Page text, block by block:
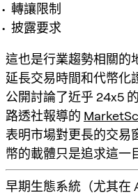
轉讓限制
披露要求
這也是行業趨勢相關的
延長交易時間和代幣化
公開討論了近乎 24x5
路透社報導的
表明市場對更長的交
幣的載體只是追求這一
早期生態系統（尤其在